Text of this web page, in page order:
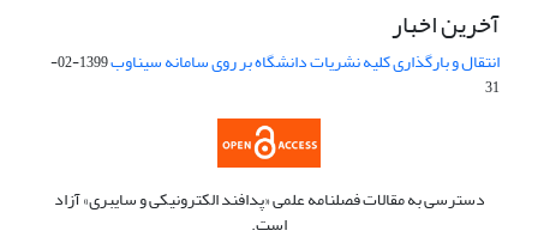
آخرین اخبار
انتقال و بارگذاری کلیه نشریات دانشگاه بر روی سامانه سیناوب
1399-02-
31
دسترسی به مقالات فصلنامه علمی «پدافند الکترونیکی و سایبری» آزاد
است.